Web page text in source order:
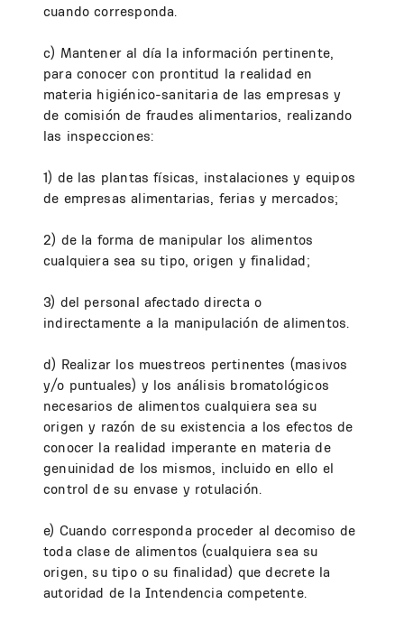
cuando corresponda.
c) Mantener al día la información pertinente,
para conocer con prontitud la realidad en
materia higiénico-sanitaria de las empresas y
de comisión de fraudes alimentarios, realizando
las inspecciones:
1) de las plantas físicas, instalaciones y equipos
de empresas alimentarias, ferias y mercados;
2) de la forma de manipular los alimentos
cualquiera sea su tipo, origen y finalidad;
3) del personal afectado directa o
indirectamente a la manipulación de alimentos.
d) Realizar los muestreos pertinentes (masivos
y/o puntuales) y los análisis bromatológicos
necesarios de alimentos cualquiera sea su
origen y razón de su existencia a los efectos de
conocer la realidad imperante en materia de
genuinidad de los mismos, incluido en ello el
control de su envase y rotulación.
e) Cuando corresponda proceder al decomiso de
toda clase de alimentos (cualquiera sea su
origen, su tipo o su finalidad) que decrete la
autoridad de la Intendencia competente.